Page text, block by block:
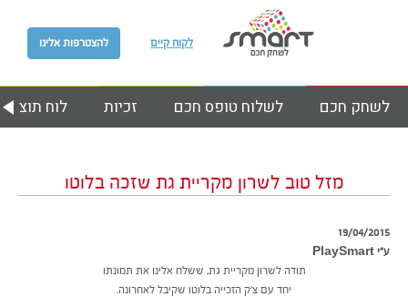
להצטרפות אלינו לקוח קיים
לוח זכיות לשלוח טופס חכם לשחק חכם
מזל טוב לשרון מקריית גת שזכה בלוטו
19/04/2015
ע״י PlaySmart
תודה לשרון מקריית גת, ששלח אלינו את תמונתו
יחד עם צ’ק הזכייה בלוטו שקיבל לאחרונה.